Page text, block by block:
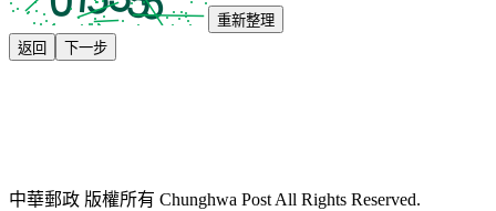
重新整理
返回
下一步
中華郵政 版權所有 Chunghwa Post All Rights Reserved.